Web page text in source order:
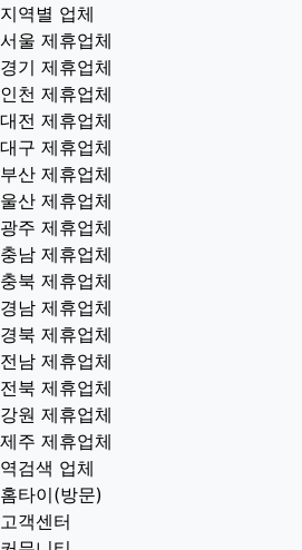
지역별 업체
서울 제휴업체
경기 제휴업체
인천 제휴업체
대전 제휴업체
대구 제휴업체
부산 제휴업체
울산 제휴업체
광주 제휴업체
충남 제휴업체
충북 제휴업체
경남 제휴업체
경북 제휴업체
전남 제휴업체
전북 제휴업체
강원 제휴업체
제주 제휴업체
역검색 업체
홈타이(방문)
고객센터